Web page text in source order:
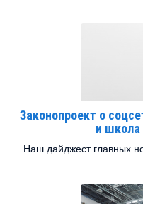
Законопроект о
и школа
Наш дайджест главных